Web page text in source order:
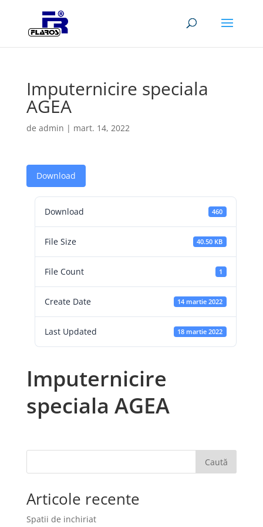
Imputernicire speciala
AGEA
de admin | mart. 14, 2022
Download
Download 460
File Size 40.50 KB
File Count 1
Create Date 14 martie 2022
Last Updated 18 martie 2022
Imputernicire
speciala AGEA
Caută
Articole recente
Spatii de inchiriat